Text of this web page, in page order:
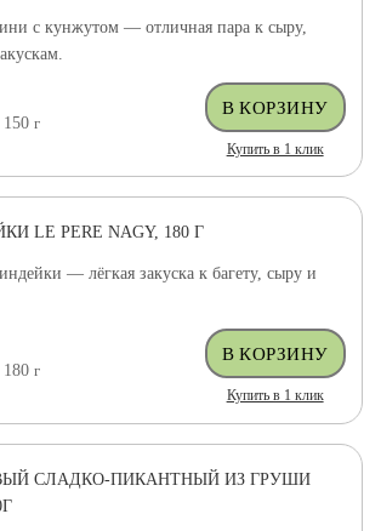
с кунжутом — отличная пара к сыру,
150г
Купить в 1 клик
LE PERE NAGY, 180 Г
— лёгкая закуска к багету, сыру и
180г
Купить в 1 клик
СЛАДКО-ПИКАНТНЫЙ ИЗ ГРУШИ